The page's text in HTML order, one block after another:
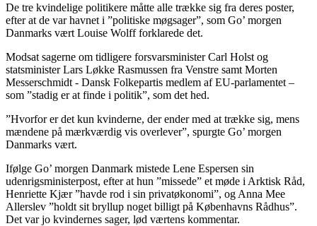
De tre kvindelige politikere måtte alle trække sig fra deres poster,
efter at de var havnet i ”politiske møgsager”, som Go’ morgen
Danmarks vært Louise Wolff forklarede det.
Modsat sagerne om tidligere forsvarsminister Carl Holst og
statsminister Lars Løkke Rasmussen fra Venstre samt Morten
Messerschmidt - Dansk Folkepartis medlem af EU-parlamentet –
som ”stadig er at finde i politik”, som det hed.
”Hvorfor er det kun kvinderne, der ender med at trække sig, mens
mændene på mærkværdig vis overlever”, spurgte Go’ morgen
Danmarks vært.
Ifølge Go’ morgen Danmark mistede Lene Espersen sin
udenrigsministerpost, efter at hun ”missede” et møde i Arktisk Råd,
Henriette Kjær ”havde rod i sin privatøkonomi”, og Anna Mee
Allerslev ”holdt sit bryllup noget billigt på Københavns Rådhus”.
Det var jo kvindernes sager, lød værtens kommentar.